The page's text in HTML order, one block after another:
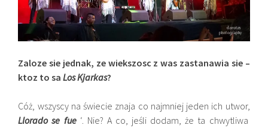
Zaloze sie jednak, ze wiekszosc z was zastanawia sie –
ktoz to saLos Kjarkas?
Cóż, wszyscy na świecie znaja co najmniej jeden ich utwor,
Llorado se fue ‘. Nie? A co, jeśli dodam, że ta chwytliwa